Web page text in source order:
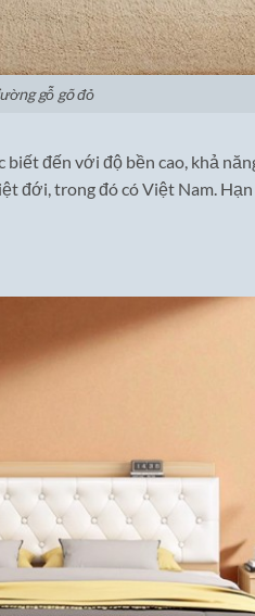
gỗ gõ đỏ
đến với độ bền cao, khả
đới, trong đó có Việt Nam.